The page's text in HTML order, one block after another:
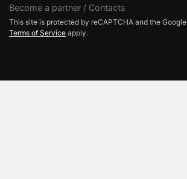
Become a partner / Contacts
This site is protected by reCAPTCHA and the Google
Terms of Service apply.